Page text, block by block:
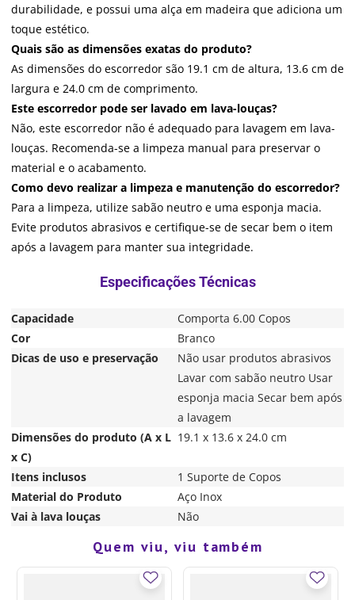
durabilidade, e possui uma alça em madeira que adiciona um
toque estético.
Quais são as dimensões exatas do produto?
As dimensões do escorredor são 19.1 cm de altura, 13.6 cm de
largura e 24.0 cm de comprimento.
Este escorredor pode ser lavado em lava-louças?
Não, este escorredor não é adequado para lavagem em lava-
louças. Recomenda-se a limpeza manual para preservar o
material e o acabamento.
Como devo realizar a limpeza e manutenção do escorredor?
Para a limpeza, utilize sabão neutro e uma esponja macia.
Evite produtos abrasivos e certifique-se de secar bem o item
após a lavagem para manter sua integridade.
Capacidade
Comporta 6.00 Copos
Cor
Branco
Dicas de uso e preservação
Não usar produtos abrasivos
Lavar com sabão neutro Usar
esponja macia Secar bem após
a lavagem
Dimensões do produto (A x L
x C)
19.1 x 13.6 x 24.0 cm
Itens inclusos
1 Suporte de Copos
Material do Produto
Aço Inox
Vai à lava louças
Não
Quem viu, viu também